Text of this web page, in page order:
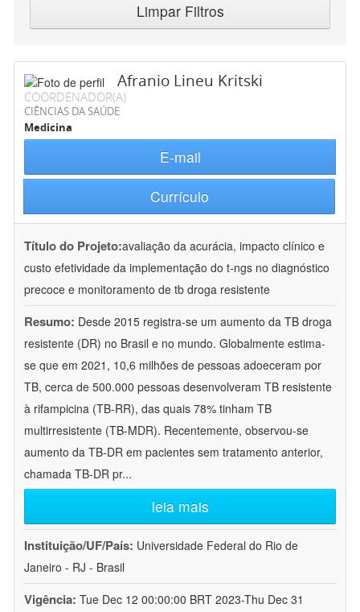
Limpar Filtros
Afranio Lineu Kritski
COORDENADOR(A)
CIÊNCIAS DA SAÚDE
Medicina
E-mail
Currículo
Título do Projeto:avaliação da acurácia, impacto clínico e
custo efetividade da implementação do t-ngs no diagnóstico
precoce e monitoramento de tb droga resistente
Resumo: Desde 2015 registra-se um aumento da TB droga
resistente (DR) no Brasil e no mundo. Globalmente estima-
se que em 2021, 10,6 milhões de pessoas adoeceram por
TB, cerca de 500.000 pessoas desenvolveram TB resistente
à rifampicina (TB-RR), das quais 78% tinham TB
multirresistente (TB-MDR). Recentemente, observou-se
aumento da TB-DR em pacientes sem tratamento anterior,
chamada TB-DR pr...
leia mais
Instituição/UF/País: Universidade Federal do Rio de
Janeiro - RJ - Brasil
Vigência: Tue Dec 12 00:00:00 BRT 2023-Thu Dec 31